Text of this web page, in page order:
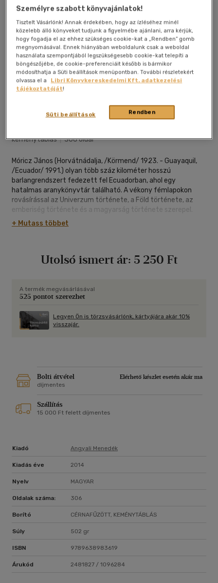
Kívánságlistához adom
keménytáblás|306 oldal
Móricz János (Horvátnádalja, /Körmend/ 1923. - Guayaquil,
/Ecuador/ 1991.) olyan több száz kilométer hosszú
barlangrendszert fedezett fel Ecuadorban, ahol egy
hatalmas aranykönyvtár található. A vékony fémlapokon
rovásírással az Univerzum története, a Föld története, az
emberiség története és a magyarság története szerepel.
+ Mutass többet
Utolsó ismert ár: 5 250 Ft
A termék megvásárlásával
525 pontot szerezhet
Legyen Ön is törzsvásárlónk, kártyájára akár 10%
visszajár.
Bolti átvétel
Elérhető készlet esetén akár ma
díjmentes
Szállítás
15 000 Ft felett díjmentes
Kiadó Angyali Menedék
Kiadás éve 2014
Nyelv MAGYAR
Oldalak száma: 306
Borító CÉRNAFŰZÖTT, KEMÉNYTÁBLÁS
Súly 502 gr
ISBN 9789638983619
Árukód 2481827 / 1096284
Személyre szabott könyvajánlatok!
Tisztelt Vásárlónk! Annak érdekében, hogy az ízléséhez minél
közelebb álló könyveket tudjunk a figyelmébe ajánlani, arra kérjük,
hogy fogadja el az ehhez szükséges cookie-kat a „Rendben” gomb
megnyomásával. Ennek hiányában weboldalunk csak a weboldal
használata szempontjából legszükségesebb cookie-kat telepíti a
böngészőjébe, de cookie-preferenciáit később is bármikor
módosíthatja a Süti beállítások menüpontban. További részletekért
olvassa el a
Libri Könyvkereskedelmi Kft. adatkezelési
tájékoztatóját!
Rendben
Süti beállítások